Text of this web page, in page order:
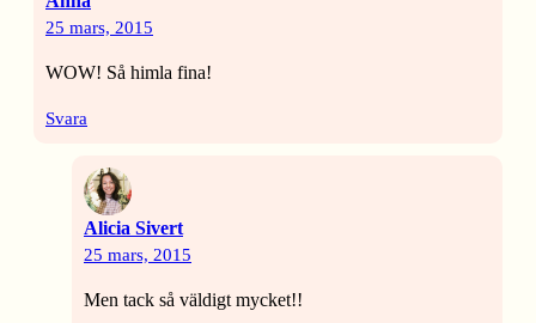
25 mars, 2015
WOW! Så himla fina!
Svara
Alicia Sivert
25 mars, 2015
Men tack så väldigt mycket!!